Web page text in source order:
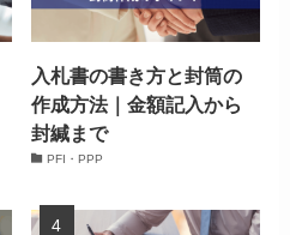
入札書の書き方と封筒の
作成方法｜金額記入から
封緘まで
PFI・PPP